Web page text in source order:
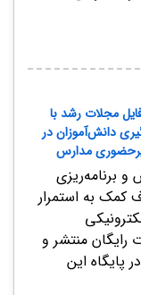
مجلات رشد با
دانش‌آموزان در
مدارس
برنامه‌ریزی
کمک به استمرار
رایگان منتشر و
پایگاه این